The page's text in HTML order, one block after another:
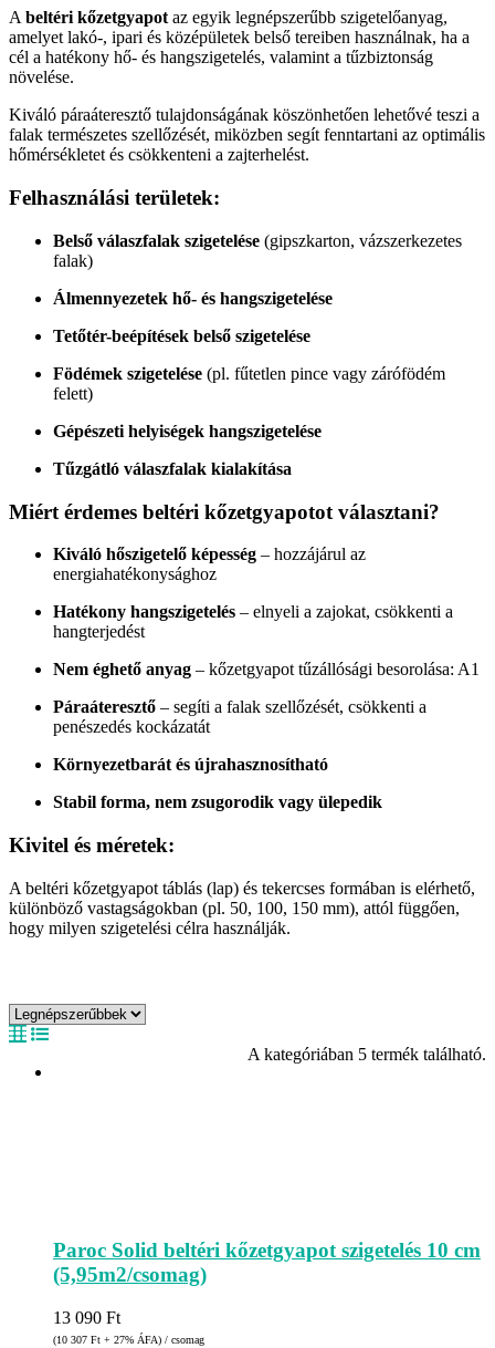
Abeltéri kőzetgyapotaz egyik legnépszerűbb szigetelőanyag,
amelyet lakó-, ipari és középületek belső tereiben használnak, ha a
cél a hatékony hő- és hangszigetelés, valamint a tűzbiztonság
növelése.
Kiváló páraáteresztő tulajdonságának köszönhetően lehetővé teszi a
falak természetes szellőzését, miközben segít fenntartani az optimális
hőmérsékletet és csökkenteni a zajterhelést.
Felhasználási területek:
Belső válaszfalak szigetelése (gipszkarton, vázszerkezetes
falak)
Álmennyezetek hő- és hangszigetelése
Tetőtér-beépítések belső szigetelése
Födémek szigetelése (pl. fűtetlen pince vagy zárófödém
felett)
Gépészeti helyiségek hangszigetelése
Tűzgátló válaszfalak kialakítása
Miért érdemes beltéri kőzetgyapotot választani?
Kiváló hőszigetelő képesség – hozzájárul az
energiahatékonysághoz
Hatékony hangszigetelés – elnyeli a zajokat, csökkenti a
hangterjedést
Nem éghető anyag – kőzetgyapot tűzállósági besorolása: A1
Páraáteresztő – segíti a falak szellőzését, csökkenti a
penészedés kockázatát
Környezetbarát és újrahasznosítható
Stabil forma, nem zsugorodik vagy ülepedik
Kivitel és méretek:
A beltéri kőzetgyapot táblás (lap) és tekercses formában is elérhető,
különböző vastagságokban (pl. 50, 100, 150 mm), attól függően,
hogy milyen szigetelési célra használják.
A kategóriában 5 termék található.
Paroc Solid beltéri kőzetgyapot szigetelés 10 cm
(5,95m2/csomag)
13 090 Ft
(10 307 Ft + 27% ÁFA) / csomag